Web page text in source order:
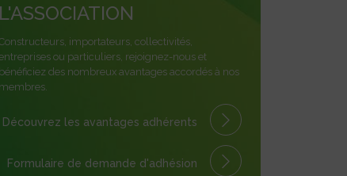
L'ASSOCIATION
importateurs, collectivités,
ou particuliers, rejoignez-nous et
bénéficiez des nombreux avantages accordés à nos
membres.
Découvrez les avantages adhérents
Formulaire de demande d'adhésion